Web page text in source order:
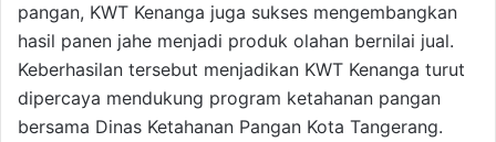
pangan, KWT Kenanga juga sukses mengembangkan
hasil panen jahe menjadi produk olahan bernilai jual.
Keberhasilan tersebut menjadikan KWT Kenanga turut
dipercaya mendukung program ketahanan pangan
bersama Dinas Ketahanan Pangan Kota Tangerang.